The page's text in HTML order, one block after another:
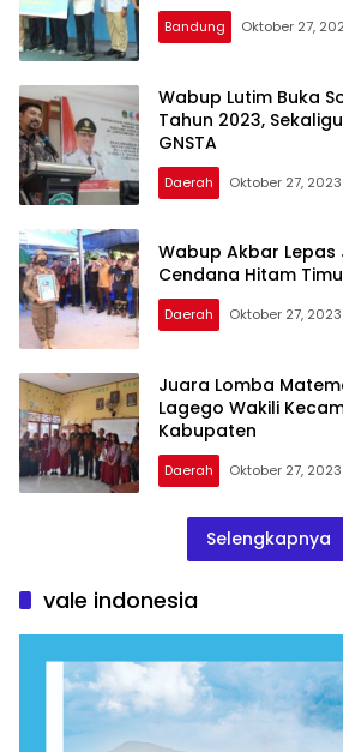
Bandung Oktober 27,
Wabup Lutim Buka
Tahun 2023,
GNSTA
Daerah Oktober 27, 2023
Wabup Akbar Lepas
Cendana Hitam
Daerah Oktober 27, 2023
Juara Lomba
Lagego Wakili
Kabupaten
Daerah Oktober 27, 2023
Selengkapnya
vale indonesia